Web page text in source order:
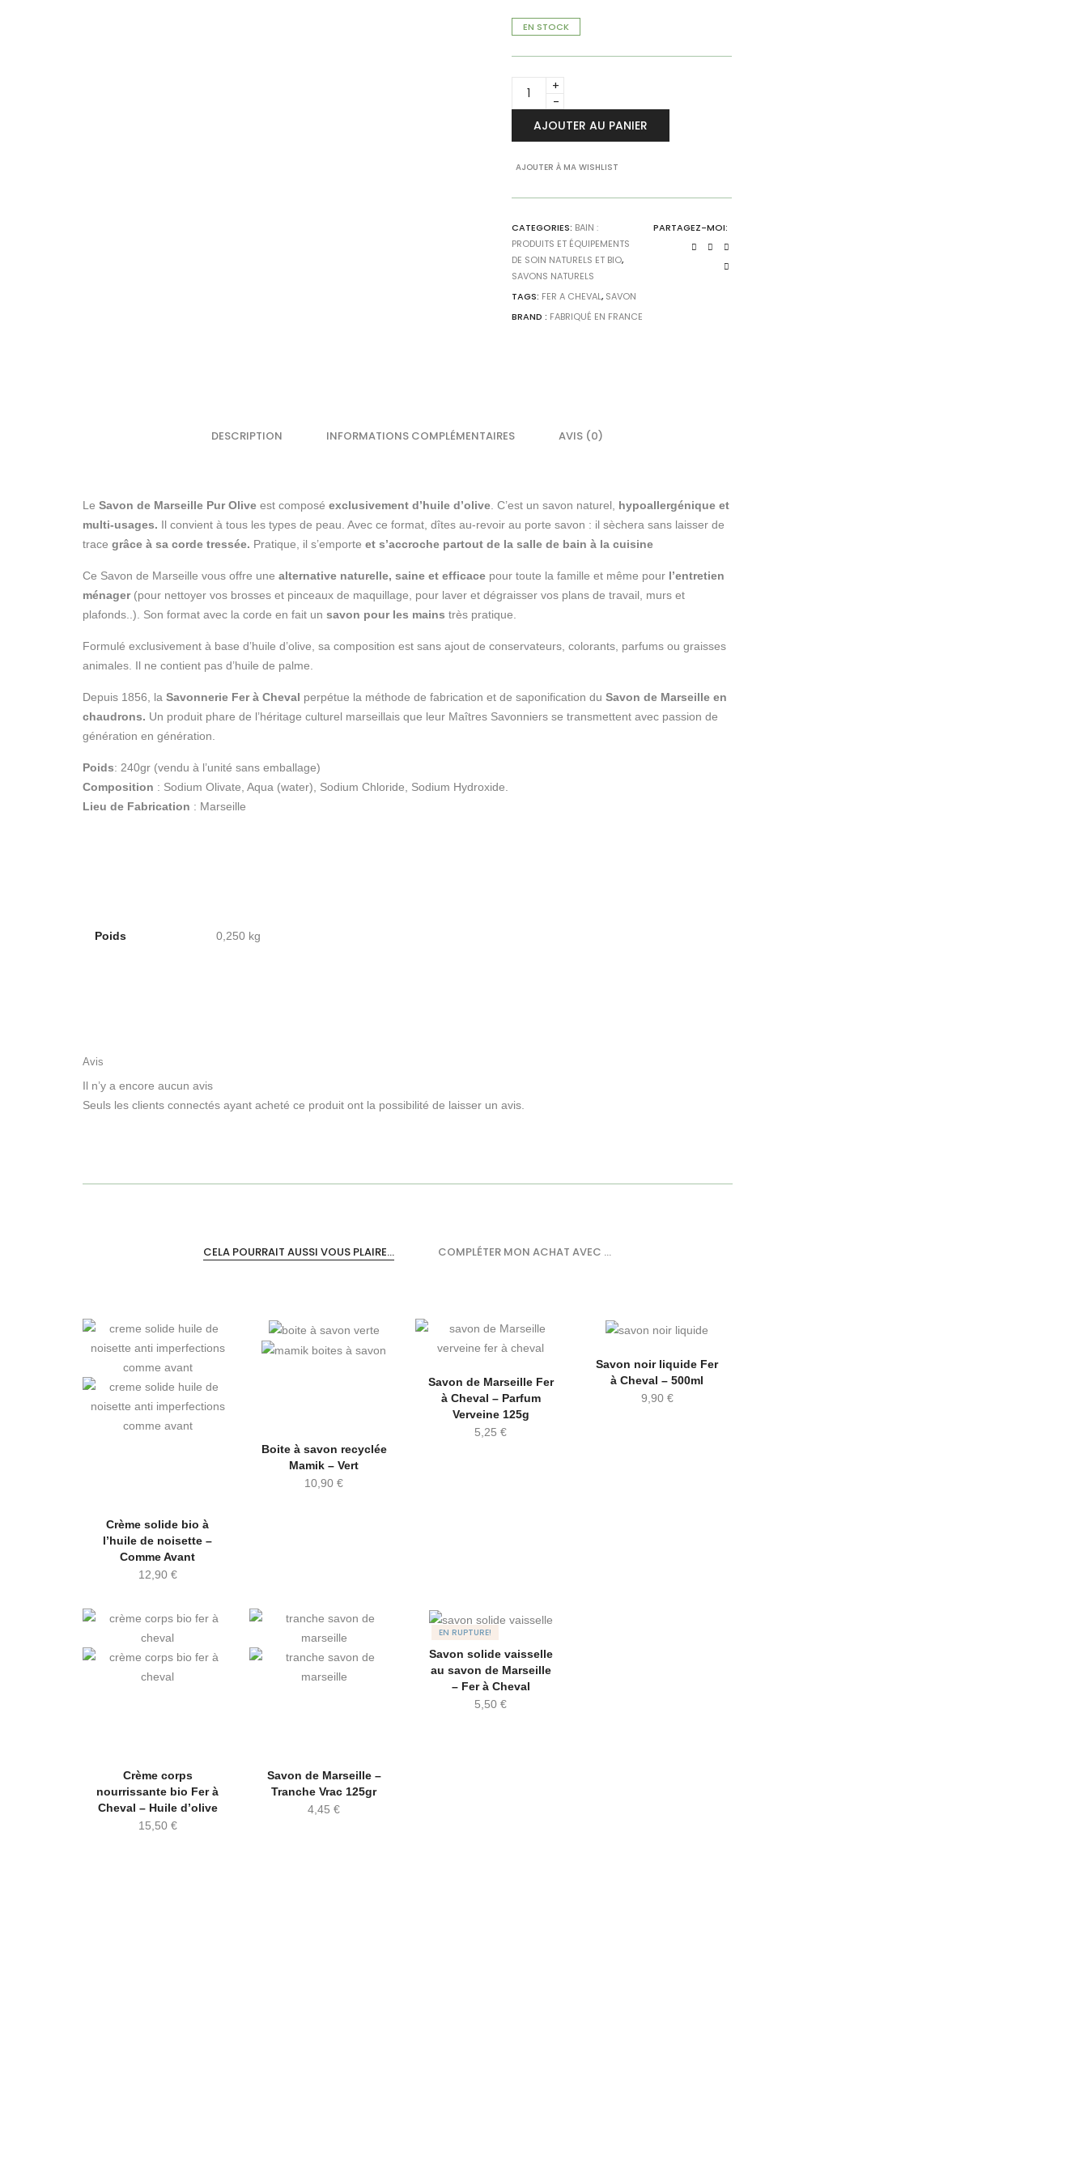
EN STOCK
Savon
Marseille
Cheval
Galet
270gr
quantity
AJOUTER AU PANIER
AJOUTER À MA WISHLIST
CATEGORIES: BAIN :
PRODUITS ET ÉQUIPEMENTS
DE SOIN NATURELS ET BIO,
SAVONS NATURELS
TAGS: FER A CHEVAL, SAVON
PARTAGEZ-MOI:
BRAND : FABRIQUÉ EN FRANCE
DESCRIPTION INFORMATIONS COMPLÉMENTAIRES AVIS (0)
Le Savon de Marseille Pur Olive est composé exclusivement d’huile d’olive. C’est un savon naturel, hypoallergénique et
multi-usages. Il convient à tous les types de peau. Avec ce format, dîtes au-revoir au porte savon : il sèchera sans laisser de
trace grâce à sa corde tressée. Pratique, il s’emporte et s’accroche partout de la salle de bain à la cuisine
Ce Savon de Marseille vous offre une alternative naturelle, saine et efficace pour toute la famille et même pour l’entretien
ménager (pour nettoyer vos brosses et pinceaux de maquillage, pour laver et dégraisser vos plans de travail, murs et
plafonds..). Son format avec la corde en fait un savon pour les mains très pratique.
Formulé exclusivement à base d’huile d’olive, sa composition est sans ajout de conservateurs, colorants, parfums ou graisses
animales. Il ne contient pas d’huile de palme.
Depuis 1856, la Savonnerie Fer à Cheval perpétue la méthode de fabrication et de saponification du Savon de Marseille en
chaudrons. Un produit phare de l’héritage culturel marseillais que leur Maîtres Savonniers se transmettent avec passion de
génération en génération.
Poids: 240gr (vendu à l’unité sans emballage)
Composition : Sodium Olivate, Aqua (water), Sodium Chloride, Sodium Hydroxide.
Lieu de Fabrication : Marseille
Poids 0,250 kg
Avis
Il n’y a encore aucun avis
Seuls les clients connectés ayant acheté ce produit ont la possibilité de laisser un avis.
CELA POURRAIT AUSSI VOUS PLAIRE... COMPLÉTER MON ACHAT AVEC ...
Crème solide bio à
l’huile de noisette –
Comme Avant
12,90 €
Boite à savon recyclée
Mamik – Vert
10,90€
Savon de Marseille Fer
à Cheval – Parfum
Verveine 125g
5,25€
Savon noir liquide Fer
à Cheval – 500ml
9,90 €
Crème corps
nourrissante bio Fer à
Cheval – Huile d’olive
15,50 €
Savon de Marseille –
Tranche Vrac 125gr
4,45€
EN RUPTURE!
Savon solide vaisselle
au savon de Marseille
– Fer à Cheval
5,50€